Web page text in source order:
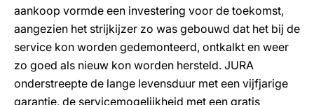
aankoop vormde een investering voor de toekomst,
aangezien het strijkijzer zo was gebouwd dat het bij de
service kon worden gedemonteerd, ontkalkt en weer
zo goed als nieuw kon worden hersteld. JURA
onderstreepte de lange levensduur met een vijfjarige
garantie, de servicemogelijkheid met een gratis